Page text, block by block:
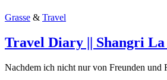
Grasse & Travel
Travel Diary || Shangri
Nachdem ich nicht nur von Freunden